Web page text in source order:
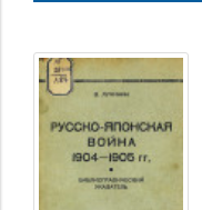
Справочные
издания